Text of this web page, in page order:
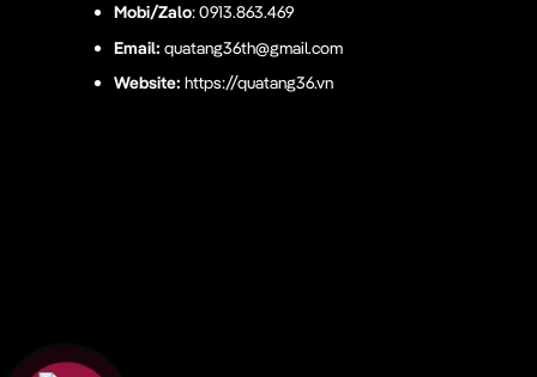
Mobi/Zalo: 0913.863.469
Email: quatang36th@gmail.com
Website: https://quatang36.vn